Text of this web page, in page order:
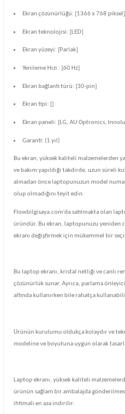
Ekran çözünürlüğü: [1366 x 768 piksel]
Ekran teknolojisi: [LED]
Ekran yüzeyi: [Parlak]
Yenileme Hızı : [60 Hz]
Ekran bağlantı türü: [30-pin]
Ekran tipi: []
Ekran paneli: [LG, AU Optronics,
Garanti: (1 yıl)
Bu ekran, yüksek kaliteli malzemelerden
ve bakım yapıldığı takdirde, uzun süreli
almadan önce laptopunuzun model
olup olmadığını teyit edin.
Flowbilgisaya.com'da satılmakta olan
üründür. Bu ekran, laptopunuzu yeniden
ekranı değiştirmek için mükemmel bir
Bu laptop ekranı, kristal netliği ve canlı
çözünürlük sunar. Ayrıca, parlama önleyici
altında kullanırken bile rahatça
Ürünün kurulumu oldukça kolaydır ve
modeline ve boyutuna uygun olarak
Laptop ekranı, yüksek kaliteli
ürünün sağlam bir ambalajda
ihtimali en aza indirilir.